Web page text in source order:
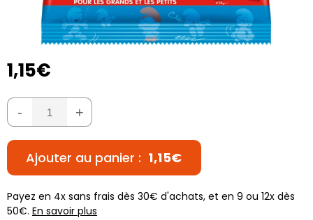
1,15€
- +
Ajouter au panier : 1,15€
Payez en 4x sans frais dès 30€ d'achats, et en 9 ou 12x dès
50€. En savoir plus